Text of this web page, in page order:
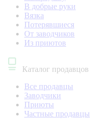
В добрые руки
Вязка
Потерявшиеся
От заводчиков
Из приютов
Каталог продавцов
Все продавцы
Заводчики
Приюты
Частные продавцы